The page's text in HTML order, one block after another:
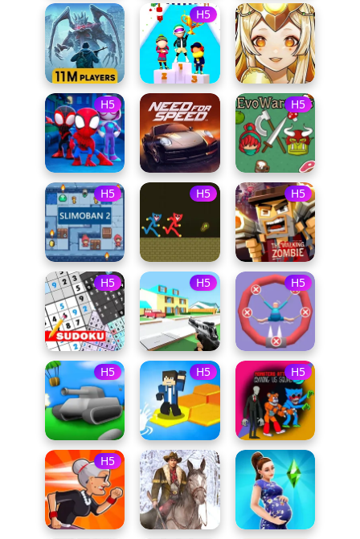
H5
H5 H5
H5 H5 H5
H5 H5 H5
H5 H5 H5
H5